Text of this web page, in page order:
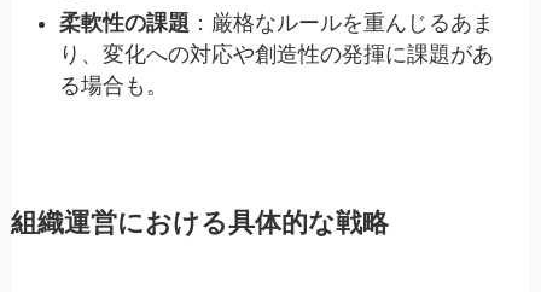
柔軟性の課題 ：厳格なルールを重んじるあま
り、変化への対応や創造性の発揮に課題があ
る場合も。
組織運営における具体的な戦略